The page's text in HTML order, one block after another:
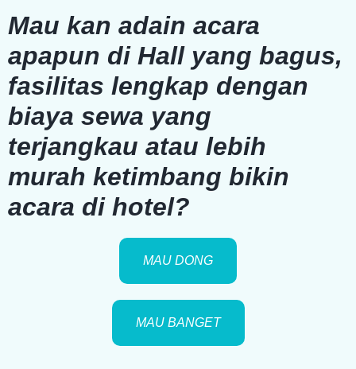
Mau kan adain acara
apapun diHall yang bagus,
fasilitas lengkap dengan
biaya sewa yang
terjangkau atau lebih
murah ketimbang bikin
acara di hotel?
MAU DONG
MAU BANGET